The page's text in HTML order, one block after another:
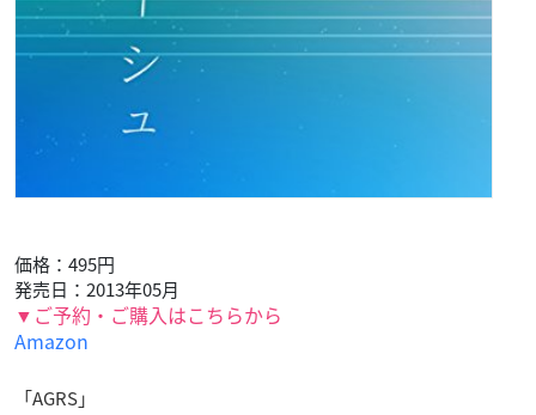
価格：495円
発売日：2013年05月
▼ご予約・ご購入はこちらから
Amazon
「AGRS」